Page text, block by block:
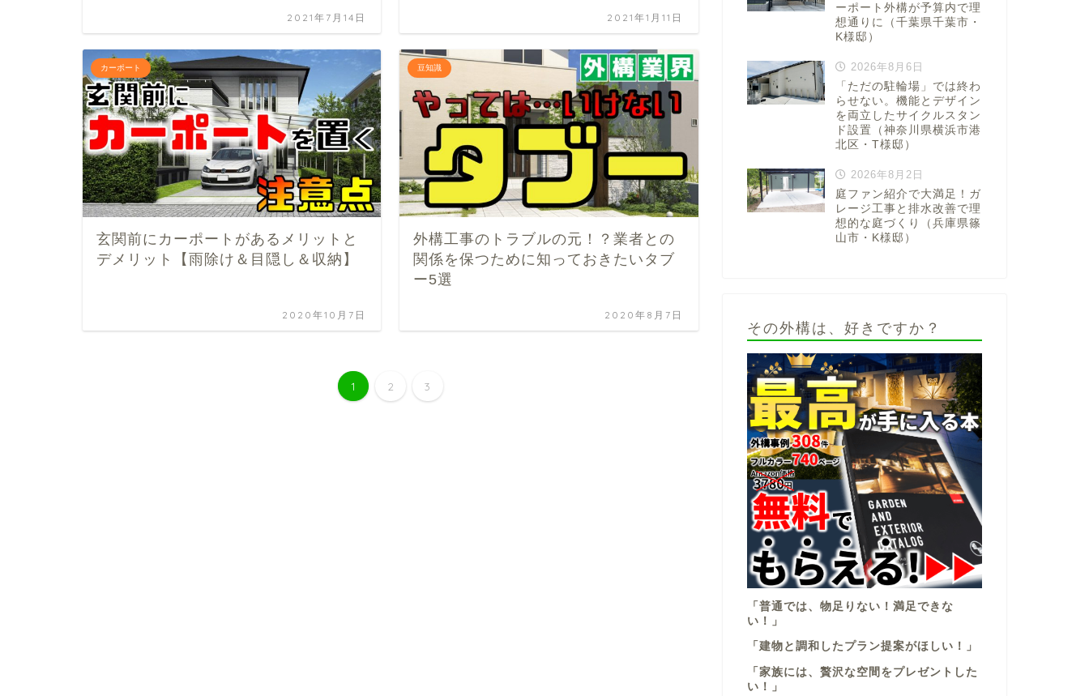
2021年7月14日 2021年1月11日
カーポート
玄関前にカーポートがあるメリットと
デメリット【雨除け＆目隠し＆収納】
2020年10月7日
豆知識
外構工事のトラブルの元！？業者との
関係を保つために知っておきたいタブ
ー5選
2020年8月7日
1 2 3
ーポート外構が予算内で理
想通りに（千葉県千葉市・
K様邸）
2026年8月6日
「ただの駐輪場」では終わ
らせない。機能とデザイン
を両立したサイクルスタン
ド設置（神奈川県横浜市港
北区・T様邸）
2026年8月2日
庭ファン紹介で大満足！ガ
レージ工事と排水改善で理
想的な庭づくり（兵庫県篠
山市・K様邸）
その外構は、好きですか？
「普通では、物足りない！満足できな
い！」
「建物と調和したプラン提案がほしい！」
「家族には、贅沢な空間をプレゼントした
い！」